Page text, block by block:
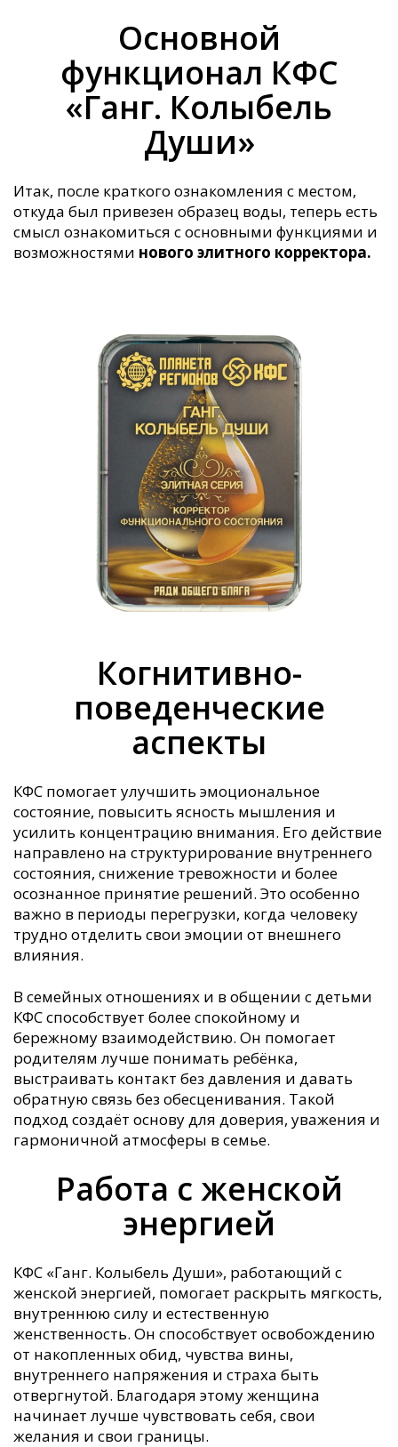
Основной
функционал КФС
«Ганг. Колыбель
Души»
Итак, после краткого ознакомления с местом,
откуда был привезен образец воды, теперь есть
смысл ознакомиться с основными функциями и
возможностями нового элитного корректора.
Когнитивно-
поведенческие
аспекты
КФС помогает улучшить эмоциональное
состояние, повысить ясность мышления и
усилить концентрацию внимания. Его действие
направлено на структурирование внутреннего
состояния, снижение тревожности и более
осознанное принятие решений. Это особенно
важно в периоды перегрузки, когда человеку
трудно отделить свои эмоции от внешнего
влияния.
В семейных отношениях и в общении с детьми
КФС способствует более спокойному и
бережному взаимодействию. Он помогает
родителям лучше понимать ребёнка,
выстраивать контакт без давления и давать
обратную связь без обесценивания. Такой
подход создаёт основу для доверия, уважения и
гармоничной атмосферы в семье.
Работа с женской
энергией
КФС «Ганг. Колыбель Души», работающий с
женской энергией, помогает раскрыть мягкость,
внутреннюю силу и естественную
женственность. Он способствует освобождению
от накопленных обид, чувства вины,
внутреннего напряжения и страха быть
отвергнутой. Благодаря этому женщина
начинает лучше чувствовать себя, свои
желания и свои границы.